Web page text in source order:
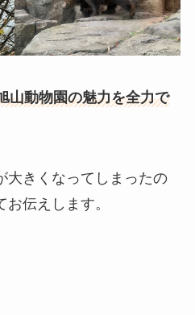
山動物園の魅力を全力で
大きくなってしまったの
伝えします。